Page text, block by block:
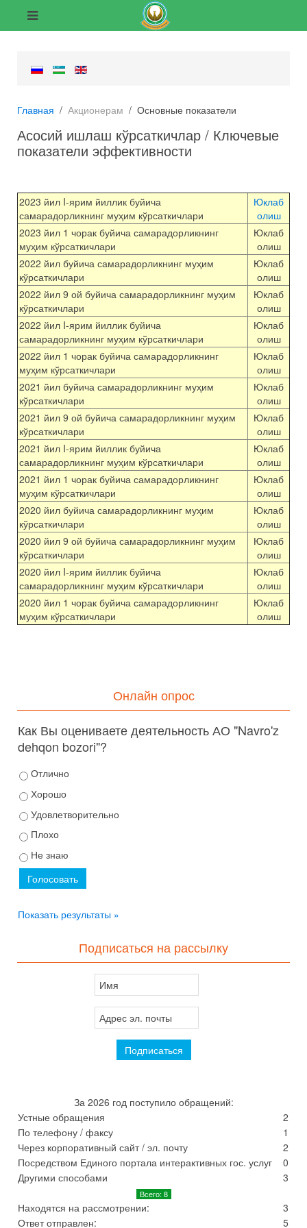
Главная Акционерам Основные показатели
Асосий ишлаш кўрсаткичлар / Ключевые
показатели эффективности
2023 йил I-ярим йиллик буйича
самарадорликнинг муҳим кўрсаткичлари
Юклаб
олиш
2023 йил 1 чорак буйича самарадорликнинг
муҳим кўрсаткичлари
Юклаб
олиш
2022 йил буйича самарадорликнинг муҳим
кўрсаткичлари
Юклаб
олиш
2022 йил 9 ой буйича самарадорликнинг муҳим
кўрсаткичлари
Юклаб
олиш
2022 йил I-ярим йиллик буйича
самарадорликнинг муҳим кўрсаткичлари
Юклаб
олиш
2022 йил 1 чорак буйича самарадорликнинг
муҳим кўрсаткичлари
Юклаб
олиш
2021 йил буйича самарадорликнинг муҳим
кўрсаткичлари
Юклаб
олиш
2021 йил 9 ой буйича самарадорликнинг муҳим
кўрсаткичлари
Юклаб
олиш
2021 йил I-ярим йиллик буйича
самарадорликнинг муҳим кўрсаткичлари
Юклаб
олиш
2021 йил 1 чорак буйича самарадорликнинг
муҳим кўрсаткичлари
Юклаб
олиш
2020 йил буйича самарадорликнинг муҳим
кўрсаткичлари
Юклаб
олиш
2020 йил 9 ой буйича самарадорликнинг муҳим
кўрсаткичлари
Юклаб
олиш
2020 йил I-ярим йиллик буйича
самарадорликнинг муҳим кўрсаткичлари
Юклаб
олиш
2020 йил 1 чорак буйича самарадорликнинг
муҳим кўрсаткичлари
Юклаб
олиш
Онлайн опрос
Как Вы оцениваете деятельность АО "Navro'z
dehqon bozori"?
Отлично
Хорошо
Удовлетворительно
Плохо
Не знаю
Показать результаты »
Подписаться на рассылку
За 2026 год поступило обращений:
Устные обращения
2
По телефону / факсу
1
Через корпоративный сайт / эл. почту
2
Посредством Единого портала интерактивных гос. услуг
0
Другими способами
3
Всего: 8
Находятся на рассмотрении:
3
Ответ отправлен:
5